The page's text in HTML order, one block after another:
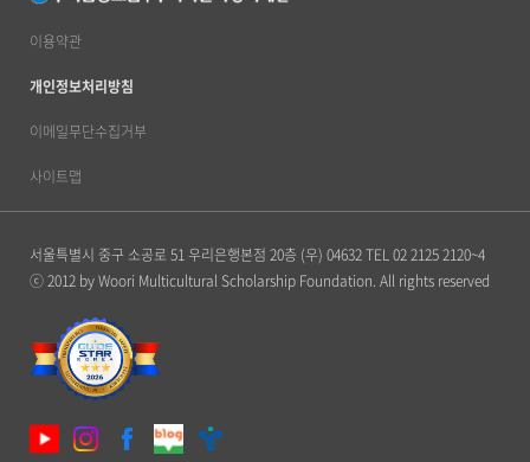
이용약관
개인정보처리방침
이메일무단수집거부
사이트맵
동양생명
우리카드
우리금융캐피탈
우리투자증권
우리자산신탁
우리금융저축은행
우리자산운용
우리PE
서울특별시 중구 소공로 51 우리은행본점 20층 (우) 04632TEL 02 2125 2120~4
ⓒ 2012 by Woori Multicultural Scholarship Foundation. All rights reserved